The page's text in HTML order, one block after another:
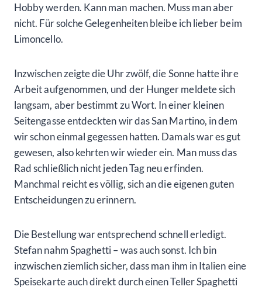
Hobby werden. Kann man machen. Muss man aber
nicht. Für solche Gelegenheiten bleibe ich lieber beim
Limoncello.
Inzwischen zeigte die Uhr zwölf, die Sonne hatte ihre
Arbeit aufgenommen, und der Hunger meldete sich
langsam, aber bestimmt zu Wort. In einer kleinen
Seitengasse entdeckten wir das San Martino, in dem
wir schon einmal gegessen hatten. Damals war es gut
gewesen, also kehrten wir wieder ein. Man muss das
Rad schließlich nicht jeden Tag neu erfinden.
Manchmal reicht es völlig, sich an die eigenen guten
Entscheidungen zu erinnern.
Die Bestellung war entsprechend schnell erledigt.
Stefan nahm Spaghetti – was auch sonst. Ich bin
inzwischen ziemlich sicher, dass man ihm in Italien eine
Speisekarte auch direkt durch einen Teller Spaghetti